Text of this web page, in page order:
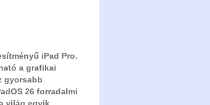
iPad Pro.
a grafikai
gyorsabb
26 forradalmi